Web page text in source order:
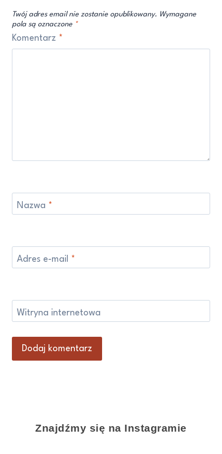
Twój adres email nie zostanie opublikowany. Wymagane
pola są oznaczone *
Komentarz *
Nazwa *
Adres e-mail *
Witryna internetowa
Znajdźmy się na Instagramie